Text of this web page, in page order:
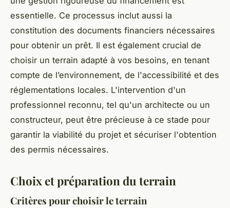
essentielle. Ce processus inclut aussi la
constitution des documents financiers nécessaires
pour obtenir un prêt. Il est également crucial de
choisir un terrain adapté à vos besoins, en tenant
compte de l’environnement, de l'accessibilité et des
réglementations locales. L'intervention d'un
professionnel reconnu, tel qu'un architecte ou un
constructeur, peut être précieuse à ce stade pour
garantir la viabilité du projet et sécuriser l'obtention
des permis nécessaires.
Choix et préparation du terrain
Critères pour choisir le terrain